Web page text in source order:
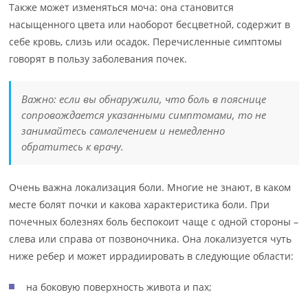
Также может изменяться моча: она становится
насыщенного цвета или наоборот бесцветной, содержит в
себе кровь, слизь или осадок. Перечисленные симптомы
говорят в пользу заболевания почек.
Важно: если вы обнаружили, что боль в пояснице
сопровождается указанными симптомами, то не
занимайтесь самолечением и немедленно
обратитесь к врачу.
Очень важна локализация боли. Многие не знают, в каком
месте болят почки и какова характеристика боли. При
почечных болезнях боль беспокоит чаще с одной стороны –
слева или справа от позвоночника. Она локализуется чуть
ниже ребер и может иррадиировать в следующие области:
на боковую поверхность живота и пах;